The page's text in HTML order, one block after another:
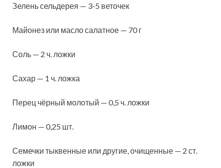
Зелень сельдерея — 3-5 веточек
Майонез или масло салатное — 70 г
Соль — 2 ч. ложки
Сахар — 1 ч. ложка
Перец чёрный молотый — 0,5 ч. ложки
Лимон — 0,25 шт.
Семечки тыквенные или другие, очищенные — 2 ст.
ложки